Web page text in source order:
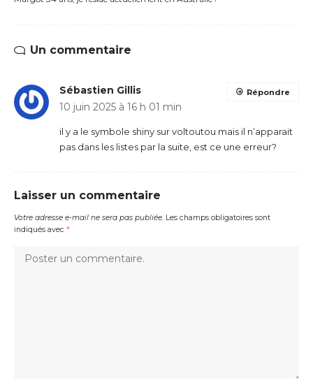
Un commentaire
Sébastien Gillis
10 juin 2025 à 16 h 01 min
il y a le symbole shiny sur voltoutou mais il n’apparait
pas dans les listes par la suite, est ce une erreur?
Répondre
Laisser un commentaire
Votre adresse e-mail ne sera pas publiée. Les champs obligatoires sont
indiqués avec *